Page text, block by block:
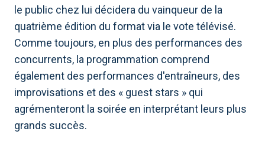
le public chez lui décidera du vainqueur de la
quatrième édition du format via le vote télévisé.
Comme toujours, en plus des performances des
concurrents, la programmation comprend
également des performances d'entraîneurs, des
improvisations et des « guest stars » qui
agrémenteront la soirée en interprétant leurs plus
grands succès.